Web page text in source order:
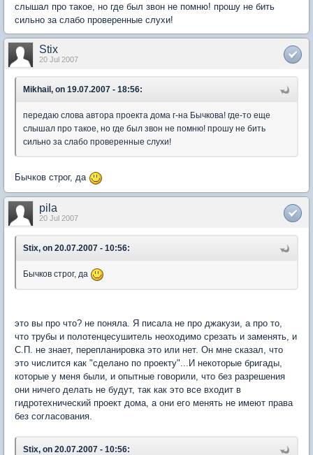
слышал про такое, но где был звон не помню! прошу не бить
сильно за слабо проверенные слухи!
Stix
20 Jul 2007
Mikhail, on 19.07.2007 - 18:56:
передаю слова автора проекта дома г-на Бычкова! где-то еще
слышал про такое, но где был звон не помню! прошу не бить
сильно за слабо проверенные слухи!
Бычков строг, да
pila
20 Jul 2007
Stix, on 20.07.2007 - 10:56:
Бычков строг, да
это вы про что? не поняла. Я писала не про джакузи, а про то,
что трубы и полотенцесушитель неоходимо срезать и заменять, и
С.П. не знает, перепланировка это или нет. Он мне сказал, что
это числится как "сделано по проекту"...И некоторые бригады,
которые у меня были, и опытные говорили, что без разрешения
они ничего делать не будут, так как это все входит в
гидротехнический проект дома, а они его менять не имеют права
без согласования.
Stix, on 20.07.2007 - 10:56: